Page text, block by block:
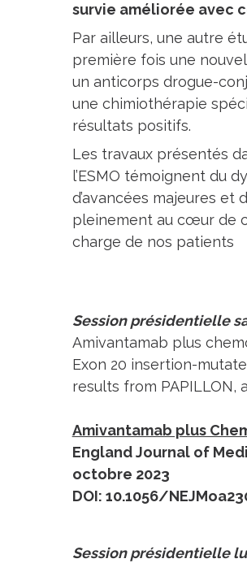
survie améliorée avec
Par ailleurs, une autre
première fois une
un anticorps drogue-
une chimiothérapie
résultats positifs.
Les travaux présentés
l’ESMO témoignent du
d’avancées majeures et
pleinement au cœur de
charge de nos patients
Session présidentielle
Amivantamab plus
Exon 20 insertion-
results from PAPILLON,
Amivantamab plus
England Journal of
octobre 2023
DOI: 10.1056/
Session présidentielle